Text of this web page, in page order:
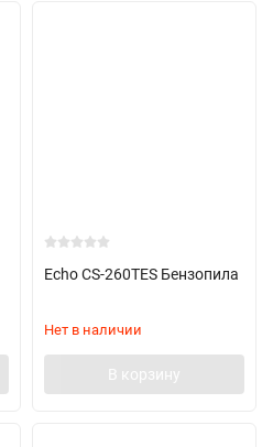
Echo CS-260TES Бензопила
Нет в наличии
В корзину